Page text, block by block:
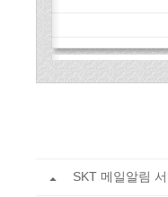
SKT 메일알림